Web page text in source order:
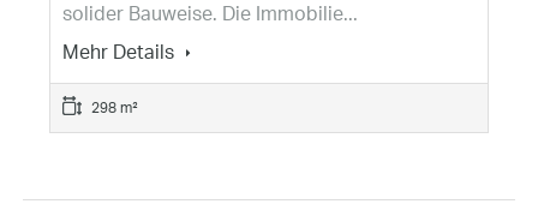
solider Bauweise. Die Immobilie...
Mehr Details
298 m²